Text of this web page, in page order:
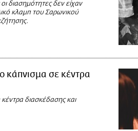
διασημότητες δεν είχαν
κλαμπ του Σαρωνικού
κάπνισμα σε κέντρα
διασκέδασης και